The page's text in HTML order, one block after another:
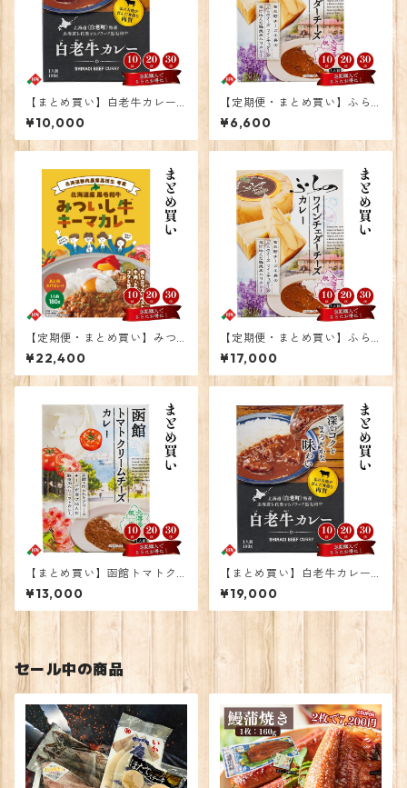
【まとめ買い】白老牛カレー1
0個
¥10,000
【定期便・まとめ買い】ふら
のワインチェダーチーズカレ
ー 10個
¥6,600
【定期便・まとめ買い】みつ
いし牛キーマカレー 30個
¥22,400
【定期便・まとめ買い】ふら
のワインチェダーチーズカレ
ー 30個
¥17,000
【まとめ買い】函館トマトク
リームチーズカレー20個
¥13,000
【まとめ買い】白老牛カレー2
0個
¥19,000
セール中の商品